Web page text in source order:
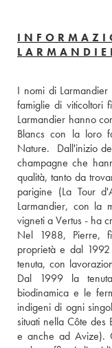
I nomi di
famiglie di viticoltori
Larmandier hanno
Blancs con la loro
Nature.  Dall'inizio
champagne che
qualità, tanto da
parigine (La Tour
Larmandier, con la
vigneti a Vertus - ha
Nel 1988, Pierre,
proprietà e dal
tenuta, con
Dal 1999 la
biodinamica e le
indigeni di ogni
situati nella Côte des
e anche ad Avize).